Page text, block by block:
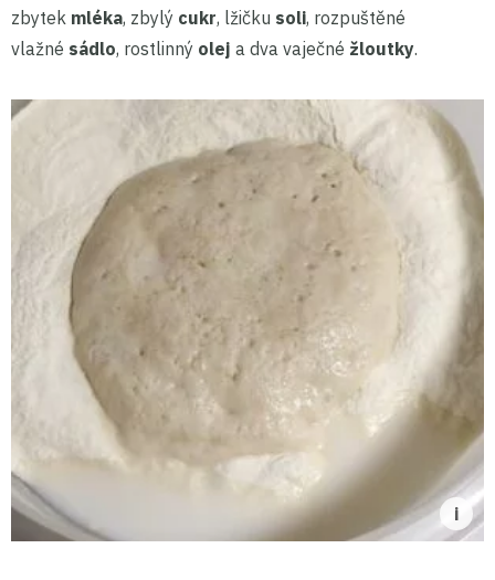
zbytek mléka, zbylý cukr, lžičku soli, rozpuštěné
vlažné sádlo, rostlinný olej a dva vaječné žloutky.